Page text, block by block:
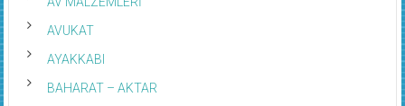
AVUKAT
AYAKKABI
BAHARAT – AKTAR